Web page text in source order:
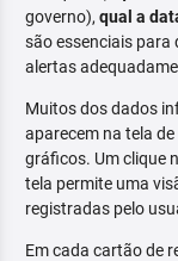
governo), qual a
são essenciais para
alertas
Muitos dos dados
aparecem na tela
gráficos. Um clique
tela permite uma
registradas pelo
Em cada cartão de